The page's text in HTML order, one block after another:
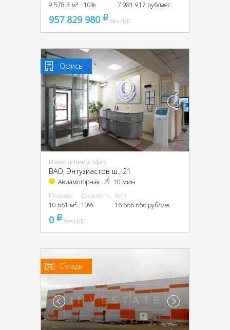
9 578.3 м² 10% 7 981 917 руб/мес
957 829 980 pуббез НДС
Офисы
Инвестиции в офис
ВАО, Энтузиастов ш., 21
Авиамоторная 10 мин
Площадь
10 661 м²
Доходность
10%
МАП
16 666 666 руб/мес
0 pуббез НДС
Склады